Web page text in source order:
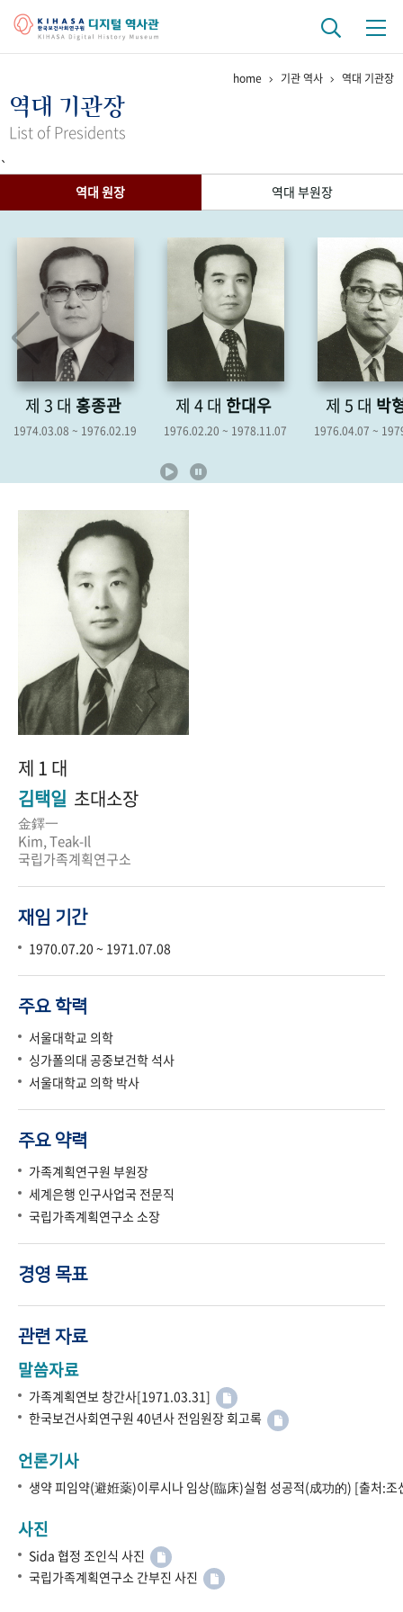
걸어온 길 기관 변천사
연구 역사
정책과 연구 키워드로 보는 연구 역사
연구자들
기록물 아카이브
사진 아카이브 문서 기록물 행정박물 영상 기록물
50+1주년 기념
성과 50선 숫자로 보는 50년 50 +1주년 광장
세계와 함께 한 KIHASA
home 기관 역사 역대 기관장
역대 기관장
List of Presidents
`
역대 원장
역대 부원장
관 제 4 대 한대우
1976.02.20 ~ 1978.11.07
제 5 대 박형종
1976.04.07 ~ 1979.04.06
제
제 1 대
김택일 초대소장
金鐸一
Kim, Teak-Il
국립가족계획연구소
재임 기간
1970.07.20 ~ 1971.07.08
주요 학력
서울대학교 의학
싱가폴의대 공중보건학 석사
서울대학교 의학 박사
주요 약력
가족계획연구원 부원장
세계은행 인구사업국 전문직
국립가족계획연구소 소장
경영 목표
관련 자료
말씀자료
가족계획연보 창간사[1971.03.31]
한국보건사회연구원 40년사 전임원장 회고록
언론기사
생약 피임약(避姙薬)이루시나 임상(臨床)실험 성공적(成功的) [출처:
사진
Sida 협정 조인식 사진
국립가족계획연구소 간부진 사진